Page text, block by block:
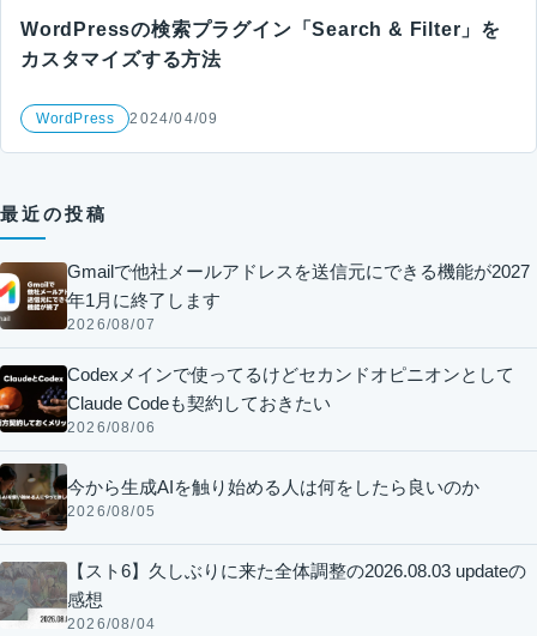
WordPressの検索プラグイン「Search & Filter」を
カスタマイズする方法
WordPress 2024/04/09
最近の投稿
Gmailで他社メールアドレスを送信元にできる機能が2027
年1月に終了します
2026/08/07
Codexメインで使ってるけどセカンドオピニオンとして
Claude Codeも契約しておきたい
2026/08/06
今から生成AIを触り始める人は何をしたら良いのか
2026/08/05
【スト6】久しぶりに来た全体調整の2026.08.03 updateの
感想
2026/08/04